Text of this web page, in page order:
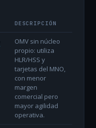
DESCRIPCIÓN
OMV sin núcleo
propio: utiliza
HLR/HSS y
tarjetas del MNO,
con menor
margen
comercial pero
mayor agilidad
operativa.